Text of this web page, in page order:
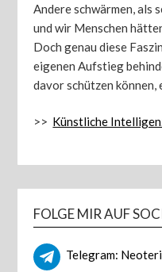
Andere schwärmen, als
und wir Menschen
Doch genau diese
eigenen Aufstieg
davor schützen können,
>> Künstliche
FOLGE MIR AUF
Telegram: